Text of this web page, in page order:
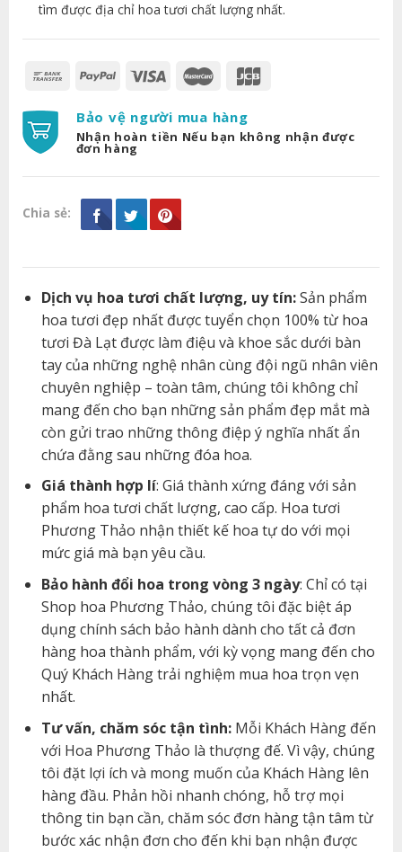
tìm được địa chỉ hoa tươi chất lượng nhất.
Bảo vệ người mua hàng
Nhận hoàn tiền Nếu bạn không nhận được
đơn hàng
Chia sẻ:
Dịch vụ hoa tươi chất lượng, uy tín:Sản phẩm
hoa tươi đẹp nhất được tuyển chọn 100% từ hoa
tươi Đà Lạt được làm điệu và khoe sắc dưới bàn
tay của những nghệ nhân cùng đội ngũ nhân viên
chuyên nghiệp – toàn tâm, chúng tôi không chỉ
mang đến cho bạn những sản phẩm đẹp mắt mà
còn gửi trao những thông điệp ý nghĩa nhất ẩn
chứa đằng sau những đóa hoa.
Giá thành hợp lí: Giá thành xứng đáng với sản
phẩm hoa tươi chất lượng, cao cấp. Hoa tươi
Phương Thảo nhận thiết kế hoa tự do với mọi
mức giá mà bạn yêu cầu.
Bảo hành đổi hoa trong vòng 3 ngày: Chỉ có tại
Shop hoa Phương Thảo, chúng tôi đặc biệt áp
dụng chính sách bảo hành dành cho tất cả đơn
hàng hoa thành phẩm, với kỳ vọng mang đến cho
Quý Khách Hàng trải nghiệm mua hoa trọn vẹn
nhất.
Tư vấn, chăm sóc tận tình:Mỗi Khách Hàng đến
với Hoa Phương Thảo là thượng đế. Vì vậy, chúng
tôi đặt lợi ích và mong muốn của Khách Hàng lên
hàng đầu. Phản hồi nhanh chóng, hỗ trợ mọi
thông tin bạn cần, chăm sóc đơn hàng tận tâm từ
bước xác nhận đơn cho đến khi bạn nhận được